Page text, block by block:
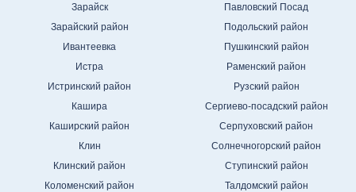
Зарайск
Зарайский район
Ивантеевка
Истра
Истринский район
Кашира
Каширский район
Клин
Клинский район
Коломенский район
Павловский Посад
Подольский район
Пушкинский район
Раменский район
Рузский район
Сергиево-посадский район
Серпуховский район
Солнечногорский район
Ступинский район
Талдомский район